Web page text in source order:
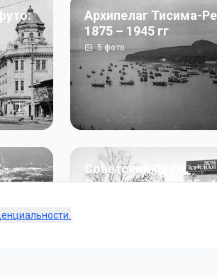
Архипелаг Тисима-
1875 – 1945 гг
5фото
-
Советский Союз.
Перестройка: 1985 -